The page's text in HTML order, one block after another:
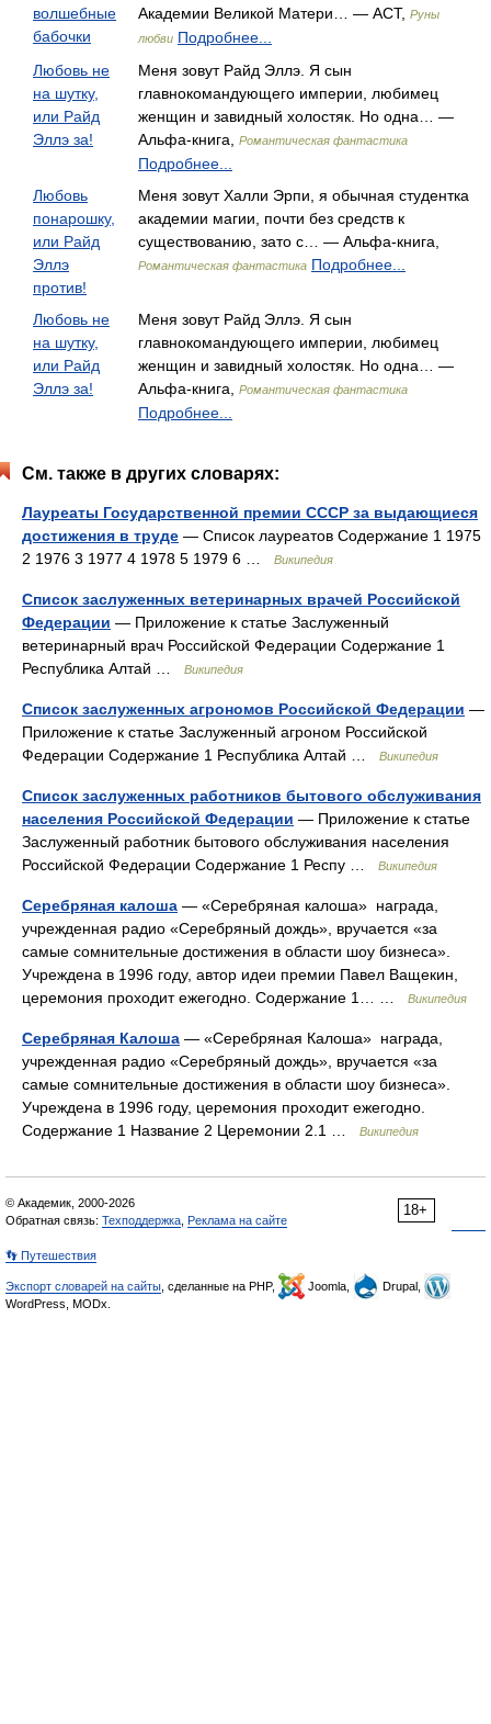
волшебные
бабочки
Академии Великой Матери… — АСТ, Руны
любви Подробнее...
Любовь не
на шутку,
или Райд
Эллэ за!
Меня зовут Райд Эллэ. Я сын
главнокомандующего империи, любимец
женщин и завидный холостяк. Но одна… —
Альфа-книга,
Романтическая фантастика
Подробнее...
Любовь
понарошку,
или Райд
Эллэ
против!
Меня зовут Халли Эрпи, я обычная студентка
академии магии, почти без средств к
существованию, зато с… — Альфа-книга,
Романтическая фантастика Подробнее...
Любовь не
на шутку,
или Райд
Эллэ за!
Меня зовут Райд Эллэ. Я сын
главнокомандующего империи, любимец
женщин и завидный холостяк. Но одна… —
Альфа-книга,
Романтическая фантастика
Подробнее...
См. также в других словарях:
Лауреаты Государственной премии СССР за выдающиеся
достижения в труде — Список лауреатов Содержание 1 1975
2 1976 3 1977 4 1978 5 1979 6 …
Википедия
Список заслуженных ветеринарных врачей Российской
Федерации — Приложение к статье Заслуженный
ветеринарный врач Российской Федерации Содержание 1
Республика Алтай …
Википедия
Список заслуженных агрономов Российской Федерации —
Приложение к статье Заслуженный агроном Российской
Федерации Содержание 1 Республика Алтай …
Википедия
Список заслуженных работников бытового обслуживания
населения Российской Федерации — Приложение к статье
Заслуженный работник бытового обслуживания населения
Российской Федерации Содержание 1 Респу …
Википедия
Серебряная калоша — «Серебряная калоша» награда,
учрежденная радио «Серебряный дождь», вручается «за
самые сомнительные достижения в области шоу бизнеса».
Учреждена в 1996 году, автор идеи премии Павел Ващекин,
церемония проходит ежегодно. Содержание 1… …
Википедия
Серебряная Калоша — «Серебряная Калоша» награда,
учрежденная радио «Серебряный дождь», вручается «за
самые сомнительные достижения в области шоу бизнеса».
Учреждена в 1996 году, церемония проходит ежегодно.
Содержание 1 Название 2 Церемонии 2.1 …
Википедия
18+
© Академик, 2000-2026
Обратная связь: Техподдержка Реклама на сайте
👣 Путешествия
Экспорт словарей на сайты , сделанные на PHP, Joomla,
Drupal,
WordPress, MODx.